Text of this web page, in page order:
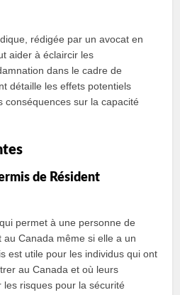
rédigée par un avocat en
aider à éclaircir les
dans le cadre de
détaille les effets potentiels
conséquences sur la capacité
de Résident
permet à une personne de
Canada même si elle a un
est utile pour les individus qui ont
au Canada et où leurs
les risques pour la sécurité